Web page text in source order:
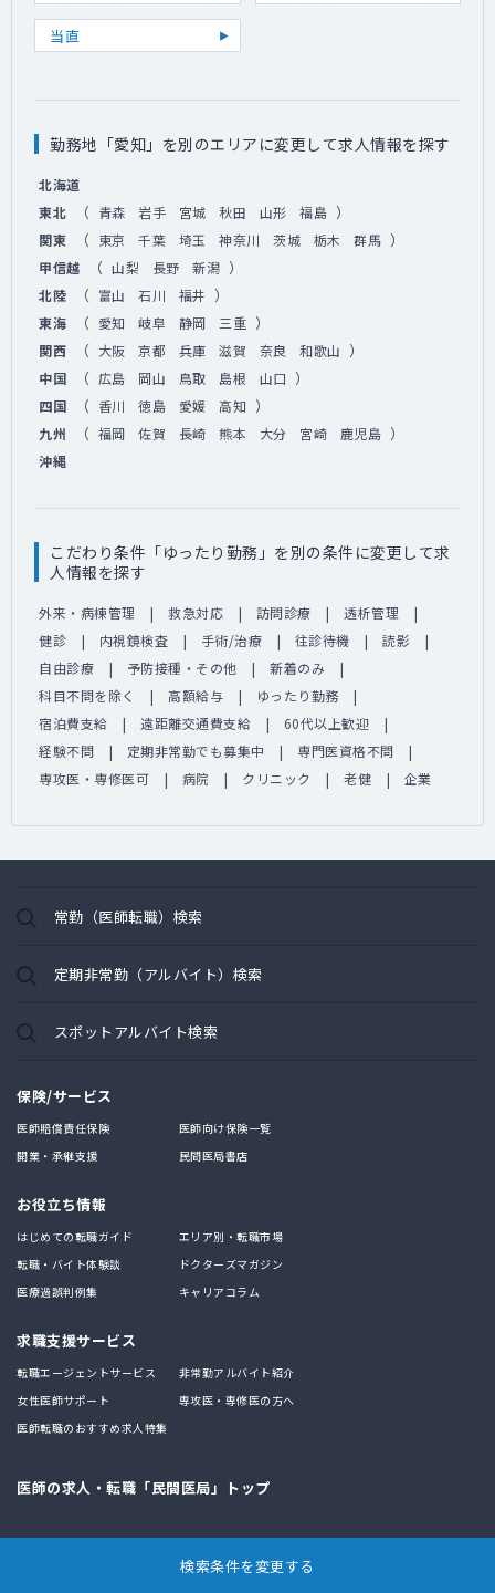
検索条件を変更する
当直
勤務地「愛知」を別のエリアに変更して求人情報を探す
北海道
東北
（ 青森 岩手 宮城 秋田 山形 福島 ）
関東 （ 東京 千葉 埼玉 神奈川 茨城 栃木 群馬 ）
甲信越 （ 山梨 長野 新潟 ）
北陸 （ 富山 石川 福井 ）
東海 （ 愛知 岐阜 静岡 三重 ）
関西 （ 大阪 京都 兵庫 滋賀 奈良 和歌山 ）
中国 （ 広島 岡山 鳥取 島根 山口 ）
四国 （ 香川 徳島 愛媛 高知 ）
九州 （ 福岡 佐賀 長崎 熊本 大分 宮崎 鹿児島 ）
沖縄
こだわり条件「ゆったり勤務」を別の条件に変更して求
人情報を探す
外来・病棟管理 救急対応 訪問診療
透析管理
健診
内視鏡検査 手術/治療 往診待機
読影
自由診療
予防接種・その他
新着のみ
科目不問を除く
高額給与
ゆったり勤務
宿泊費支給
遠距離交通費支給
60代以上歓迎
経験不問
定期非常勤でも募集中
専門医資格不問
専攻医・専修医可
病院 クリニック 老健 企業
常勤（医師転職）検索
定期非常勤（アルバイト）検索
スポットアルバイト検索
保険/サービス
医師賠償責任保険
医師向け保険一覧
開業・承継支援
民間医局書店
お役立ち情報
はじめての転職ガイド
エリア別・転職市場
転職・バイト体験談
ドクターズマガジン
医療過誤判例集
キャリアコラム
求職支援サービス
転職エージェントサービス
非常勤アルバイト紹介
女性医師サポート
専攻医・専修医の方へ
医師転職のおすすめ求人特集
医師の求人・転職「民間医局」トップ
メディカル・プリンシプル社